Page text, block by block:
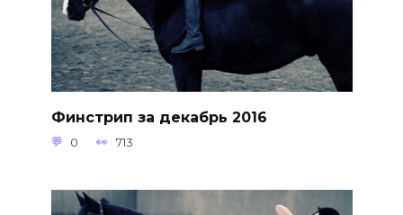
Финстрип за декабрь 2016
0 713